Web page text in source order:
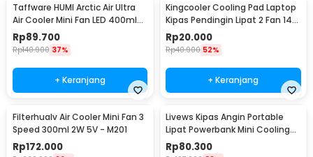
Taffware HUMI Arctic Air Ultra
Air Cooler Mini Fan LED 400ml
8W 5V - K-F009
Rp89.700
Rp140.900 37%
+ Keranjang
Kingcooler Cooling Pad Laptop
Kipas Pendingin Lipat 2 Fan 14
Inch - 818
Rp20.000
Rp40.900 52%
+ Keranjang
Filterhualv Air Cooler Mini Fan 3
Speed 300ml 2W 5V - M201
Rp172.000
Livews Kipas Angin Portable
Lipat Powerbank Mini Cooling
Fan 3000mAh - F3
Rp80.300